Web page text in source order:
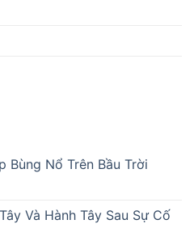
Bùng Nổ Trên Bầu Trời
Và Hành Tây Sau Sự Cố